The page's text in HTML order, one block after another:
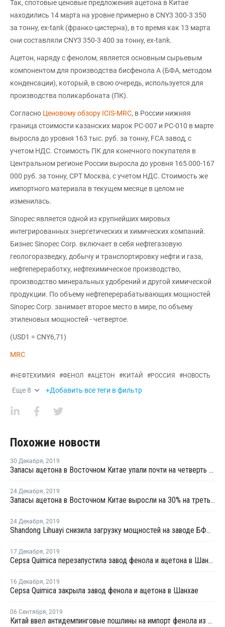
Так, спотовые ценовые предложения ацетона в Китае
находились 14 марта на уровне примерно в CNY3 300-3 350
за тонну, ex-tank (франко-цистерна), в то время как 13 марта
они составляли CNY3 350-3 400 за тонну, ex-tank.
Ацетон, наряду с фенолом, является основным сырьевым
компонентом для производства бисфенола А (БФА, методом
конденсации), который, в свою очередь, используется для
производства поликарбоната (ПК).
Согласно Ценовому обзору ICIS-MRC, в России нижняя
граница стоимости казанских марок PC-007 и PC-010 в марте
выросла до уровня 163 тыс. руб. за тонну, FCA завод, с
учетом НДС. Стоимость ПК для конечного покупателя в
Центральном регионе России выросла до уровня 165 000-167
000 руб. за тонну, CPT Москва, с учетом НДС. Стоимость же
импортного материала в текущем месяце в целом не
изменилась.
Sinopec является одной из крупнейших мировых
интегрированных энергетических и химических компаний.
Бизнес Sinopec Corp. включает в себя нефтегазовую
геологоразведку, добычу и транспортировку нефти и газа,
нефтепереработку, нефтехимическое производство,
производство минеральных удобрений и другой химической
продукции. По объему нефтеперерабатывающих мощностей
Sinopec Corp. занимает второе место в мире, по объему
этиленовых мощностей - четвертое.
(USD1 = CNY6,71)
MRC
#НЕФТЕХИМИЯ #ФЕНОЛ #АЦЕТОН #КИТАЙ #РОССИЯ #НОВОСТЬ
Еще 8 +Добавить все теги в фильтр
Похожие новости
30 Декабря, 2019
Запасы ацетона в Восточном Китае упали почти на четверть в конце декабря
24 Декабря, 2019
Запасы ацетона в Восточном Китае выросли на 30% на третьей неделе декабря
24 Декабря, 2019
Shandong Lihuayi снизила загрузку мощностей на заводе БФА в Дуньине
17 Декабря, 2019
Cepsa Quimica перезапустила завод фенола и ацетона в Шанхае
16 Декабря, 2019
Cepsa Quimica закрыла завод фенола и ацетона в Шанхае
06 Сентября, 2019
Китай ввел антидемпинговые пошлины на импорт фенола из ряда стран